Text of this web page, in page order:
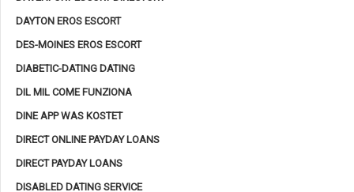
DAYTON EROS ESCORT
DES-MOINES EROS ESCORT
DIABETIC-DATING DATING
DIL MIL COME FUNZIONA
DINE APP WAS KOSTET
DIRECT ONLINE PAYDAY LOANS
DIRECT PAYDAY LOANS
DISABLED DATING SERVICE